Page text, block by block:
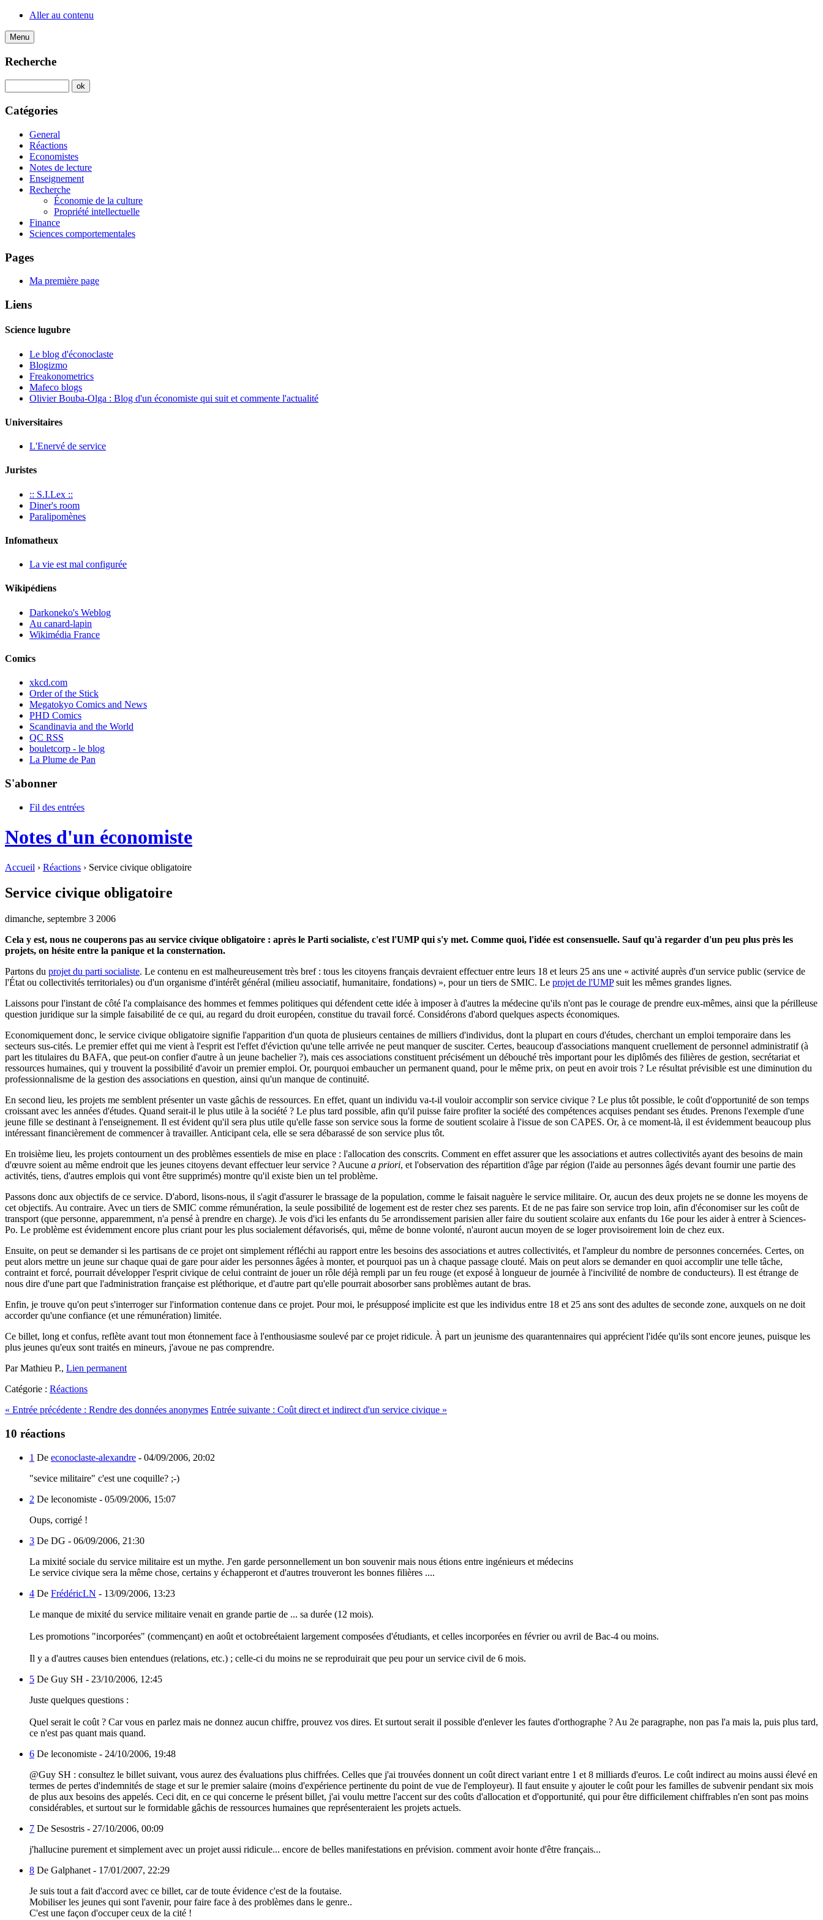
Aller au contenu
Menu
Recherche
Catégories
General
Réactions
Economistes
Notes de lecture
Enseignement
Recherche
Économie de la culture
Propriété intellectuelle
Finance
Sciences comportementales
Pages
Ma première page
Liens
Science lugubre
Le blog d'éconoclaste
Blogizmo
Freakonometrics
Mafeco blogs
Olivier Bouba-Olga : Blog d'un économiste qui suit et commente l'actualité
Universitaires
L'Enervé de service
Juristes
:: S.I.Lex ::
Diner's room
Paralipomènes
Infomatheux
La vie est mal configurée
Wikipédiens
Darkoneko's Weblog
Au canard-lapin
Wikimédia France
Comics
xkcd.com
Order of the Stick
Megatokyo Comics and News
PHD Comics
Scandinavia and the World
QC RSS
bouletcorp - le blog
La Plume de Pan
S'abonner
Fil des entrées
Notes d'un économiste
Accueil › Réactions › Service civique obligatoire
Service civique obligatoire
dimanche, septembre 3 2006
Cela y est, nous ne couperons pas au service civique obligatoire : après le Parti socialiste, c'est l'UMP qui s'y met. Comme quoi, l'idée est consensuelle. Sauf qu'à regarder d'un peu plus près les
projets, on hésite entre la panique et la consternation.
Partons du projet du parti socialiste. Le contenu en est malheureusement très bref : tous les citoyens français devraient effectuer entre leurs 18 et leurs 25 ans une « activité auprès d'un service public (service de
l'État ou collectivités territoriales) ou d'un organisme d'intérêt général (milieu associatif, humanitaire, fondations) », pour un tiers de SMIC. Le projet de l'UMPsuit les mêmes grandes lignes.
Laissons pour l'instant de côté l'a complaisance des hommes et femmes politiques qui défendent cette idée à imposer à d'autres la médecine qu'ils n'ont pas le courage de prendre eux-mêmes, ainsi que la périlleuse
question juridique sur la simple faisabilité de ce qui, au regard du droit européen, constitue du travail forcé. Considérons d'abord quelques aspects économiques.
Economiquement donc, le service civique obligatoire signifie l'apparition d'un quota de plusieurs centaines de milliers d'individus, dont la plupart en cours d'études, cherchant un emploi temporaire dans les
secteurs sus-cités. Le premier effet qui me vient à l'esprit est l'effet d'éviction qu'une telle arrivée ne peut manquer de susciter. Certes, beaucoup d'associations manquent cruellement de personnel administratif (à
part les titulaires du BAFA, que peut-on confier d'autre à un jeune bachelier ?), mais ces associations constituent précisément un débouché très important pour les diplômés des filières de gestion, secrétariat et
ressources humaines, qui y trouvent la possibilité d'avoir un premier emploi. Or, pourquoi embaucher un permanent quand, pour le même prix, on peut en avoir trois ? Le résultat prévisible est une diminution du
professionnalisme de la gestion des associations en question, ainsi qu'un manque de continuité.
En second lieu, les projets me semblent présenter un vaste gâchis de ressources. En effet, quant un individu va-t-il vouloir accomplir son service civique ? Le plus tôt possible, le coût d'opportunité de son temps
croissant avec les années d'études. Quand serait-il le plus utile à la société ? Le plus tard possible, afin qu'il puisse faire profiter la société des compétences acquises pendant ses études. Prenons l'exemple d'une
jeune fille se destinant à l'enseignement. Il est évident qu'il sera plus utile qu'elle fasse son service sous la forme de soutient scolaire à l'issue de son CAPES. Or, à ce moment-là, il est évidemment beaucoup plus
intéressant financièrement de commencer à travailler. Anticipant cela, elle se sera débarassé de son service plus tôt.
En troisième lieu, les projets contournent un des problèmes essentiels de mise en place : l'allocation des conscrits. Comment en effet assurer que les associations et autres collectivités ayant des besoins de main
d'œuvre soient au même endroit que les jeunes citoyens devant effectuer leur service ? Aucune a priori, et l'observation des répartition d'âge par région (l'aide au personnes âgés devant fournir une partie des
activités, tiens, d'autres emplois qui vont être supprimés) montre qu'il existe bien un tel problème.
Passons donc aux objectifs de ce service. D'abord, lisons-nous, il s'agit d'assurer le brassage de la population, comme le faisait naguère le service militaire. Or, aucun des deux projets ne se donne les moyens de
cet objectifs. Au contraire. Avec un tiers de SMIC comme rémunération, la seule possibilité de logement est de rester chez ses parents. Et de ne pas faire son service trop loin, afin d'économiser sur les coût de
transport (que personne, apparemment, n'a pensé à prendre en charge). Je vois d'ici les enfants du 5e arrondissement parisien aller faire du soutient scolaire aux enfants du 16e pour les aider à entrer à Sciences-
Po. Le problème est évidemment encore plus criant pour les plus socialement défavorisés, qui, même de bonne volonté, n'auront aucun moyen de se loger provisoirement loin de chez eux.
Ensuite, on peut se demander si les partisans de ce projet ont simplement réfléchi au rapport entre les besoins des associations et autres collectivités, et l'ampleur du nombre de personnes concernées. Certes, on
peut alors mettre un jeune sur chaque quai de gare pour aider les personnes âgées à monter, et pourquoi pas un à chaque passage clouté. Mais on peut alors se demander en quoi accomplir une telle tâche,
contraint et forcé, pourrait développer l'esprit civique de celui contraint de jouer un rôle déjà rempli par un feu rouge (et exposé à longueur de journée à l'incivilité de nombre de conducteurs). Il est étrange de
nous dire d'une part que l'administration française est pléthorique, et d'autre part qu'elle pourrait abosorber sans problèmes autant de bras.
Enfin, je trouve qu'on peut s'interroger sur l'information contenue dans ce projet. Pour moi, le présupposé implicite est que les individus entre 18 et 25 ans sont des adultes de seconde zone, auxquels on ne doit
accorder qu'une confiance (et une rémunération) limitée.
Ce billet, long et confus, reflète avant tout mon étonnement face à l'enthousiasme soulevé par ce projet ridicule. À part un jeunisme des quarantennaires qui apprécient l'idée qu'ils sont encore jeunes, puisque les
plus jeunes qu'eux sont traités en mineurs, j'avoue ne pas comprendre.
Par Mathieu P., Lien permanent
Catégorie : Réactions
« Entrée précédente : Rendre des données anonymes Entrée suivante : Coût direct et indirect d'un service civique »
10 réactions
1 De econoclaste-alexandre - 04/09/2006, 20:02
"sevice militaire" c'est une coquille? ;-)
2 De leconomiste - 05/09/2006, 15:07
Oups, corrigé !
3 De DG - 06/09/2006, 21:30
La mixité sociale du service militaire est un mythe. J'en garde personnellement un bon souvenir mais nous étions entre ingénieurs et médecins
Le service civique sera la même chose, certains y échapperont et d'autres trouveront les bonnes filières ....
4 De FrédéricLN - 13/09/2006, 13:23
Le manque de mixité du service militaire venait en grande partie de ... sa durée (12 mois).
Les promotions "incorporées" (commençant) en août et octobreétaient largement composées d'étudiants, et celles incorporées en février ou avril de Bac-4 ou moins.
Il y a d'autres causes bien entendues (relations, etc.) ; celle-ci du moins ne se reproduirait que peu pour un service civil de 6 mois.
5 De Guy SH - 23/10/2006, 12:45
Juste quelques questions :
Quel serait le coût ? Car vous en parlez mais ne donnez aucun chiffre, prouvez vos dires. Et surtout serait il possible d'enlever les fautes d'orthographe ? Au 2e paragraphe, non pas l'a mais la, puis plus tard,
ce n'est pas quant mais quand.
6 De leconomiste - 24/10/2006, 19:48
@Guy SH : consultez le billet suivant, vous aurez des évaluations plus chiffrées. Celles que j'ai trouvées donnent un coût direct variant entre 1 et 8 milliards d'euros. Le coût indirect au moins aussi élevé en
termes de pertes d'indemnités de stage et sur le premier salaire (moins d'expérience pertinente du point de vue de l'employeur). Il faut ensuite y ajouter le coût pour les familles de subvenir pendant six mois
de plus aux besoins des appelés. Ceci dit, en ce qui concerne le présent billet, j'ai voulu mettre l'accent sur des coûts d'allocation et d'opportunité, qui pour être difficilement chiffrables n'en sont pas moins
considérables, et surtout sur le formidable gâchis de ressources humaines que représenteraient les projets actuels.
7 De Sesostris - 27/10/2006, 00:09
j'hallucine purement et simplement avec un projet aussi ridicule... encore de belles manifestations en prévision. comment avoir honte d'être français...
8 De Galphanet - 17/01/2007, 22:29
Je suis tout a fait d'accord avec ce billet, car de toute évidence c'est de la foutaise.
Mobiliser les jeunes qui sont l'avenir, pour faire face à des problèmes dans le genre..
C'est une façon d'occuper ceux de la cité !